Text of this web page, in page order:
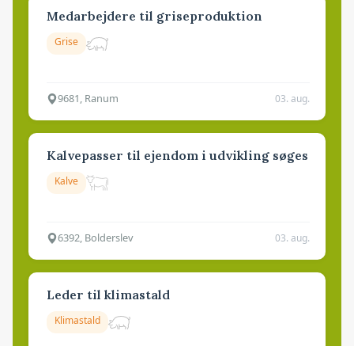
Medarbejdere til griseproduktion
Grise
9681, Ranum 03. aug.
Kalvepasser til ejendom i udvikling søges
Kalve
6392, Bolderslev 03. aug.
Leder til klimastald
Klimastald